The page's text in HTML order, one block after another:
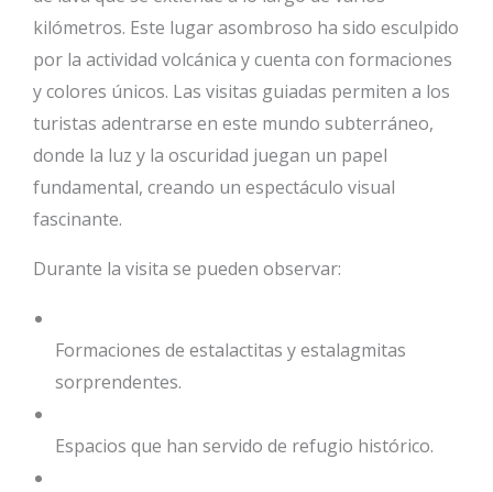
kilómetros. Este lugar asombroso ha sido esculpido
por la actividad volcánica y cuenta con formaciones
y colores únicos. Las visitas guiadas permiten a los
turistas adentrarse en este mundo subterráneo,
donde la luz y la oscuridad juegan un papel
fundamental, creando un espectáculo visual
fascinante.
Durante la visita se pueden observar:
Formaciones de estalactitas y estalagmitas
sorprendentes.
Espacios que han servido de refugio histórico.